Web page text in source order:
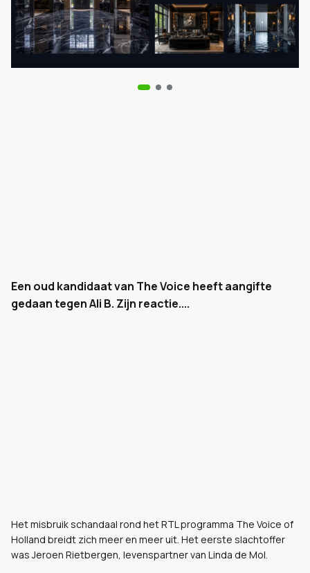
Een oud kandidaat van The Voice heeft aangifte
gedaan tegen Ali B. Zijn reactie....
Het misbruik schandaal rond het RTL programma The Voice of
Holland breidt zich meer en meer uit. Het eerste slachtoffer
was Jeroen Rietbergen, levenspartner van Linda de Mol.